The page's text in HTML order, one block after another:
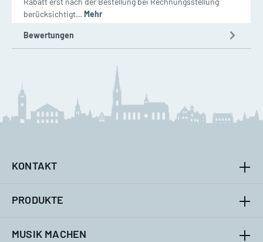
berücksichtigt… Mehr
Bewertungen
KONTAKT
PRODUKTE
MUSIK MACHEN